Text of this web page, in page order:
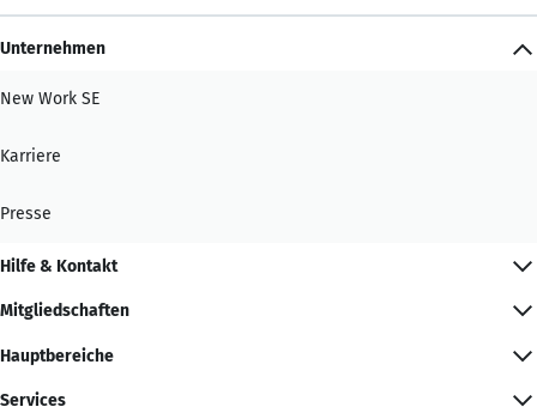
Unternehmen
New Work SE
Karriere
Presse
Hilfe & Kontakt
Mitgliedschaften
Hauptbereiche
Services